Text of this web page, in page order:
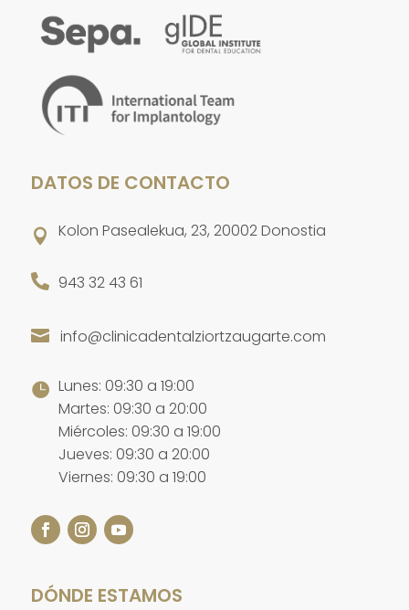
DATOS DE CONTACTO
 Kolon Pasealekua, 23, 20002 Donostia
 943 32 43 61
 info@clinicadentalziortzaugarte.com
 Lunes: 09:30 a 19:00
Martes: 09:30 a 20:00
Miércoles: 09:30 a 19:00
Jueves: 09:30 a 20:00
Viernes: 09:30 a 19:00
DÓNDE ESTAMOS